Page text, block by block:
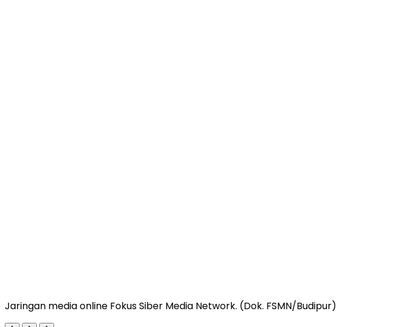
Jaringan media online Fokus Siber Media Network. (Dok. FSMN/Budipur)